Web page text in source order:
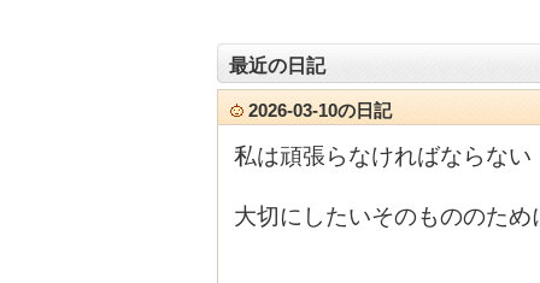
最近の日記
2026-03-10の日記
私は頑張らなければならない
大切にしたいそのもののため